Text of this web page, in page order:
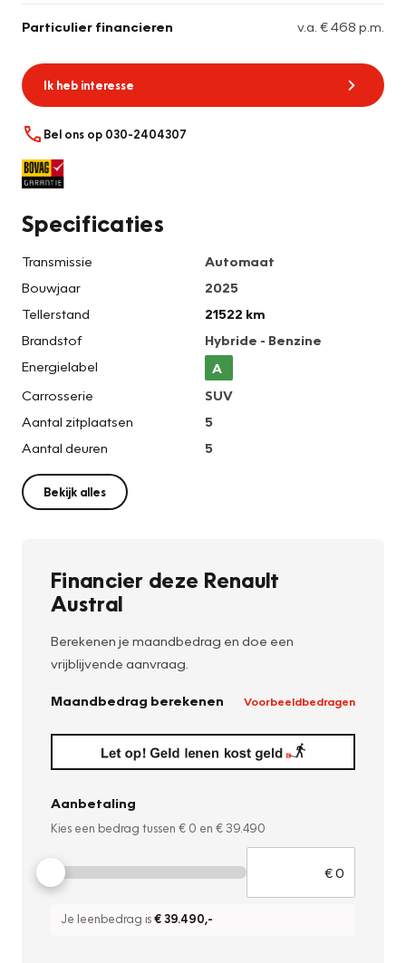
Particulier financieren v.a. € 468 p.m.
Ik heb interesse
Bel ons op 030-2404307
Specificaties
Transmissie
Automaat
Bouwjaar
2025
Tellerstand
21522 km
Brandstof
Hybride - Benzine
Energielabel
A
Carrosserie
SUV
Aantal zitplaatsen
5
Aantal deuren
5
Bekijk alles
Financier deze Renault
Austral
Berekenen je maandbedrag en doe een
vrijblijvende aanvraag.
Maandbedrag berekenen Voorbeeldbedragen
Aanbetaling
Kies een bedrag tussen € 0 en € 39.490
Je leenbedrag is€ 39.490,-